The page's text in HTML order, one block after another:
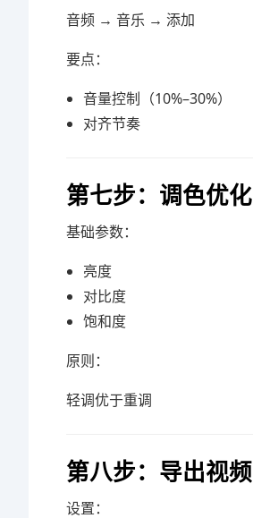
音频 → 音乐 → 添加
要点：
音量控制（10%–30%）
对齐节奏
第七步：调色优化
基础参数：
亮度
对比度
饱和度
原则：
轻调优于重调
第八步：导出视频
设置：